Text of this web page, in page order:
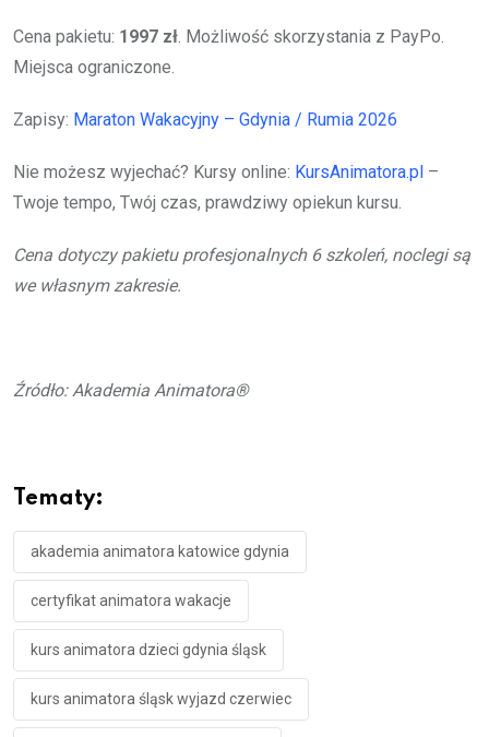
Cena pakietu: 1997 zł . Możliwość skorzystania z PayPo.
Miejsca ograniczone.
Zapisy: Maraton Wakacyjny – Gdynia / Rumia 2026
Nie możesz wyjechać? Kursy online: KursAnimatora.pl –
Twoje tempo, Twój czas, prawdziwy opiekun kursu.
Cena dotyczy pakietu profesjonalnych 6 szkoleń, noclegi są
we własnym zakresie.
Źródło: Akademia Animatora®
Tematy:
akademia animatora katowice gdynia
certyfikat animatora wakacje
kurs animatora dzieci gdynia śląsk
kurs animatora śląsk wyjazd czerwiec